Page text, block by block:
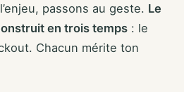
passons au geste. Le
en trois temps : le
Chacun mérite ton